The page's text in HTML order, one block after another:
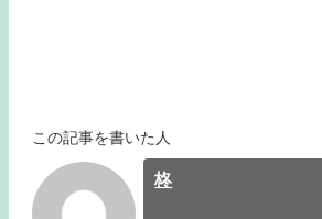
この記事を書いた人
柊